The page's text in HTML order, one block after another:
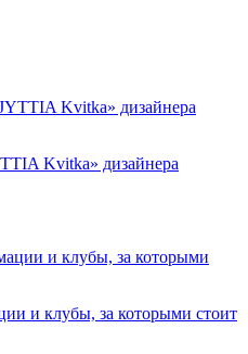
Kvitka» дизайнера
и клубы, за которыми стоит